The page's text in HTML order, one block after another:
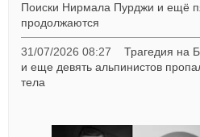
Поиски Нирмала Пурджи и ещё
продолжаются
31/07/2026 08:27
Трагедия на
и еще девять альпинистов
тела